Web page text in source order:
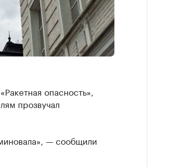
опасность»,
прозвучал
— сообщили